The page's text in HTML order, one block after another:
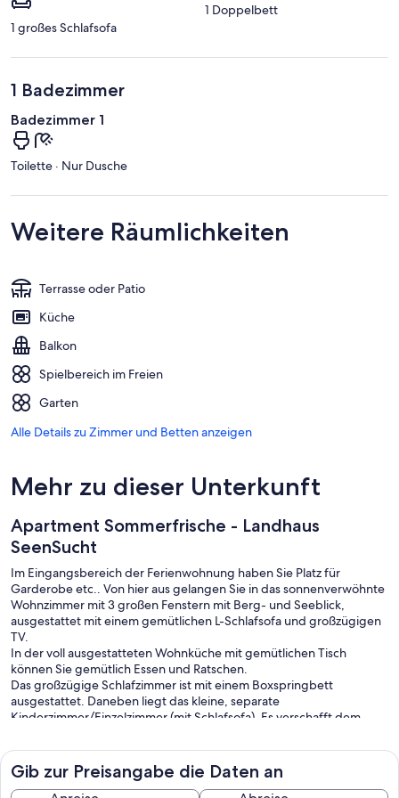
1 großes Schlafsofa
1 Doppelbett
1 Badezimmer
Badezimmer 1
Toilette · Nur Dusche
Weitere Räumlichkeiten
Terrasse oder Patio
Küche
Balkon
Spielbereich im Freien
Garten
Alle Details zu Zimmer und Betten anzeigen
Mehr zu dieser Unterkunft
Apartment Sommerfrische - Landhaus
SeenSucht
Im Eingangsbereich der Ferienwohnung haben Sie Platz für
Garderobe etc.. Von hier aus gelangen Sie in das sonnenverwöhnte
Wohnzimmer mit 3 großen Fenstern mit Berg- und Seeblick,
ausgestattet mit einem gemütlichen L-Schlafsofa und großzügigen
TV.
In der voll ausgestatteten Wohnküche mit gemütlichen Tisch
können Sie gemütlich Essen und Ratschen.
Das großzügige Schlafzimmer ist mit einem Boxspringbett
ausgestattet. Daneben liegt das kleine, separate
Kinderzimmer/Einzelzimmer (mit Schlafsofa). Es verschafft dem
Das Wellnessbad lädt mit Regendusche und großzügigen
Waschbereich und Fenstern zum Wohlfühlen ein.
Die Ferienwohnung wird von einem regensicheren Balkon
Gib zur Preisangabe die Daten an